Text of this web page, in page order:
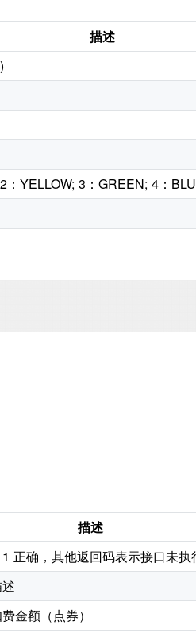
描述
YELLOW; 3：GREEN; 4：
描述
正确，其他返回码表示接口未执
金额（点券）